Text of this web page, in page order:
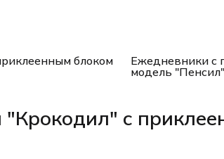
блоком
Ежедневники с
модель "Пенсил"
с